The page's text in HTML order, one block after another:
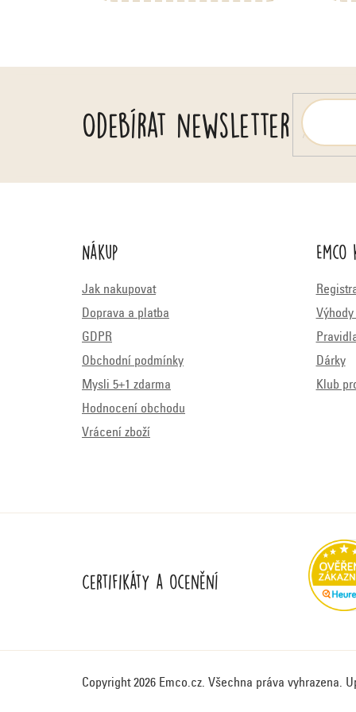
í
Odebírat newsletter
Nákup
Jak nakupovat
Doprava a platba
GDPR
Obchodní podmínky
Mysli 5+1 zdarma
Hodnocení obchodu
Vrácení zboží
Emco
Dárky
Klub
Certifikáty a ocenění
Copyright 2026 Emco.cz. Všechna práva vyhrazena.